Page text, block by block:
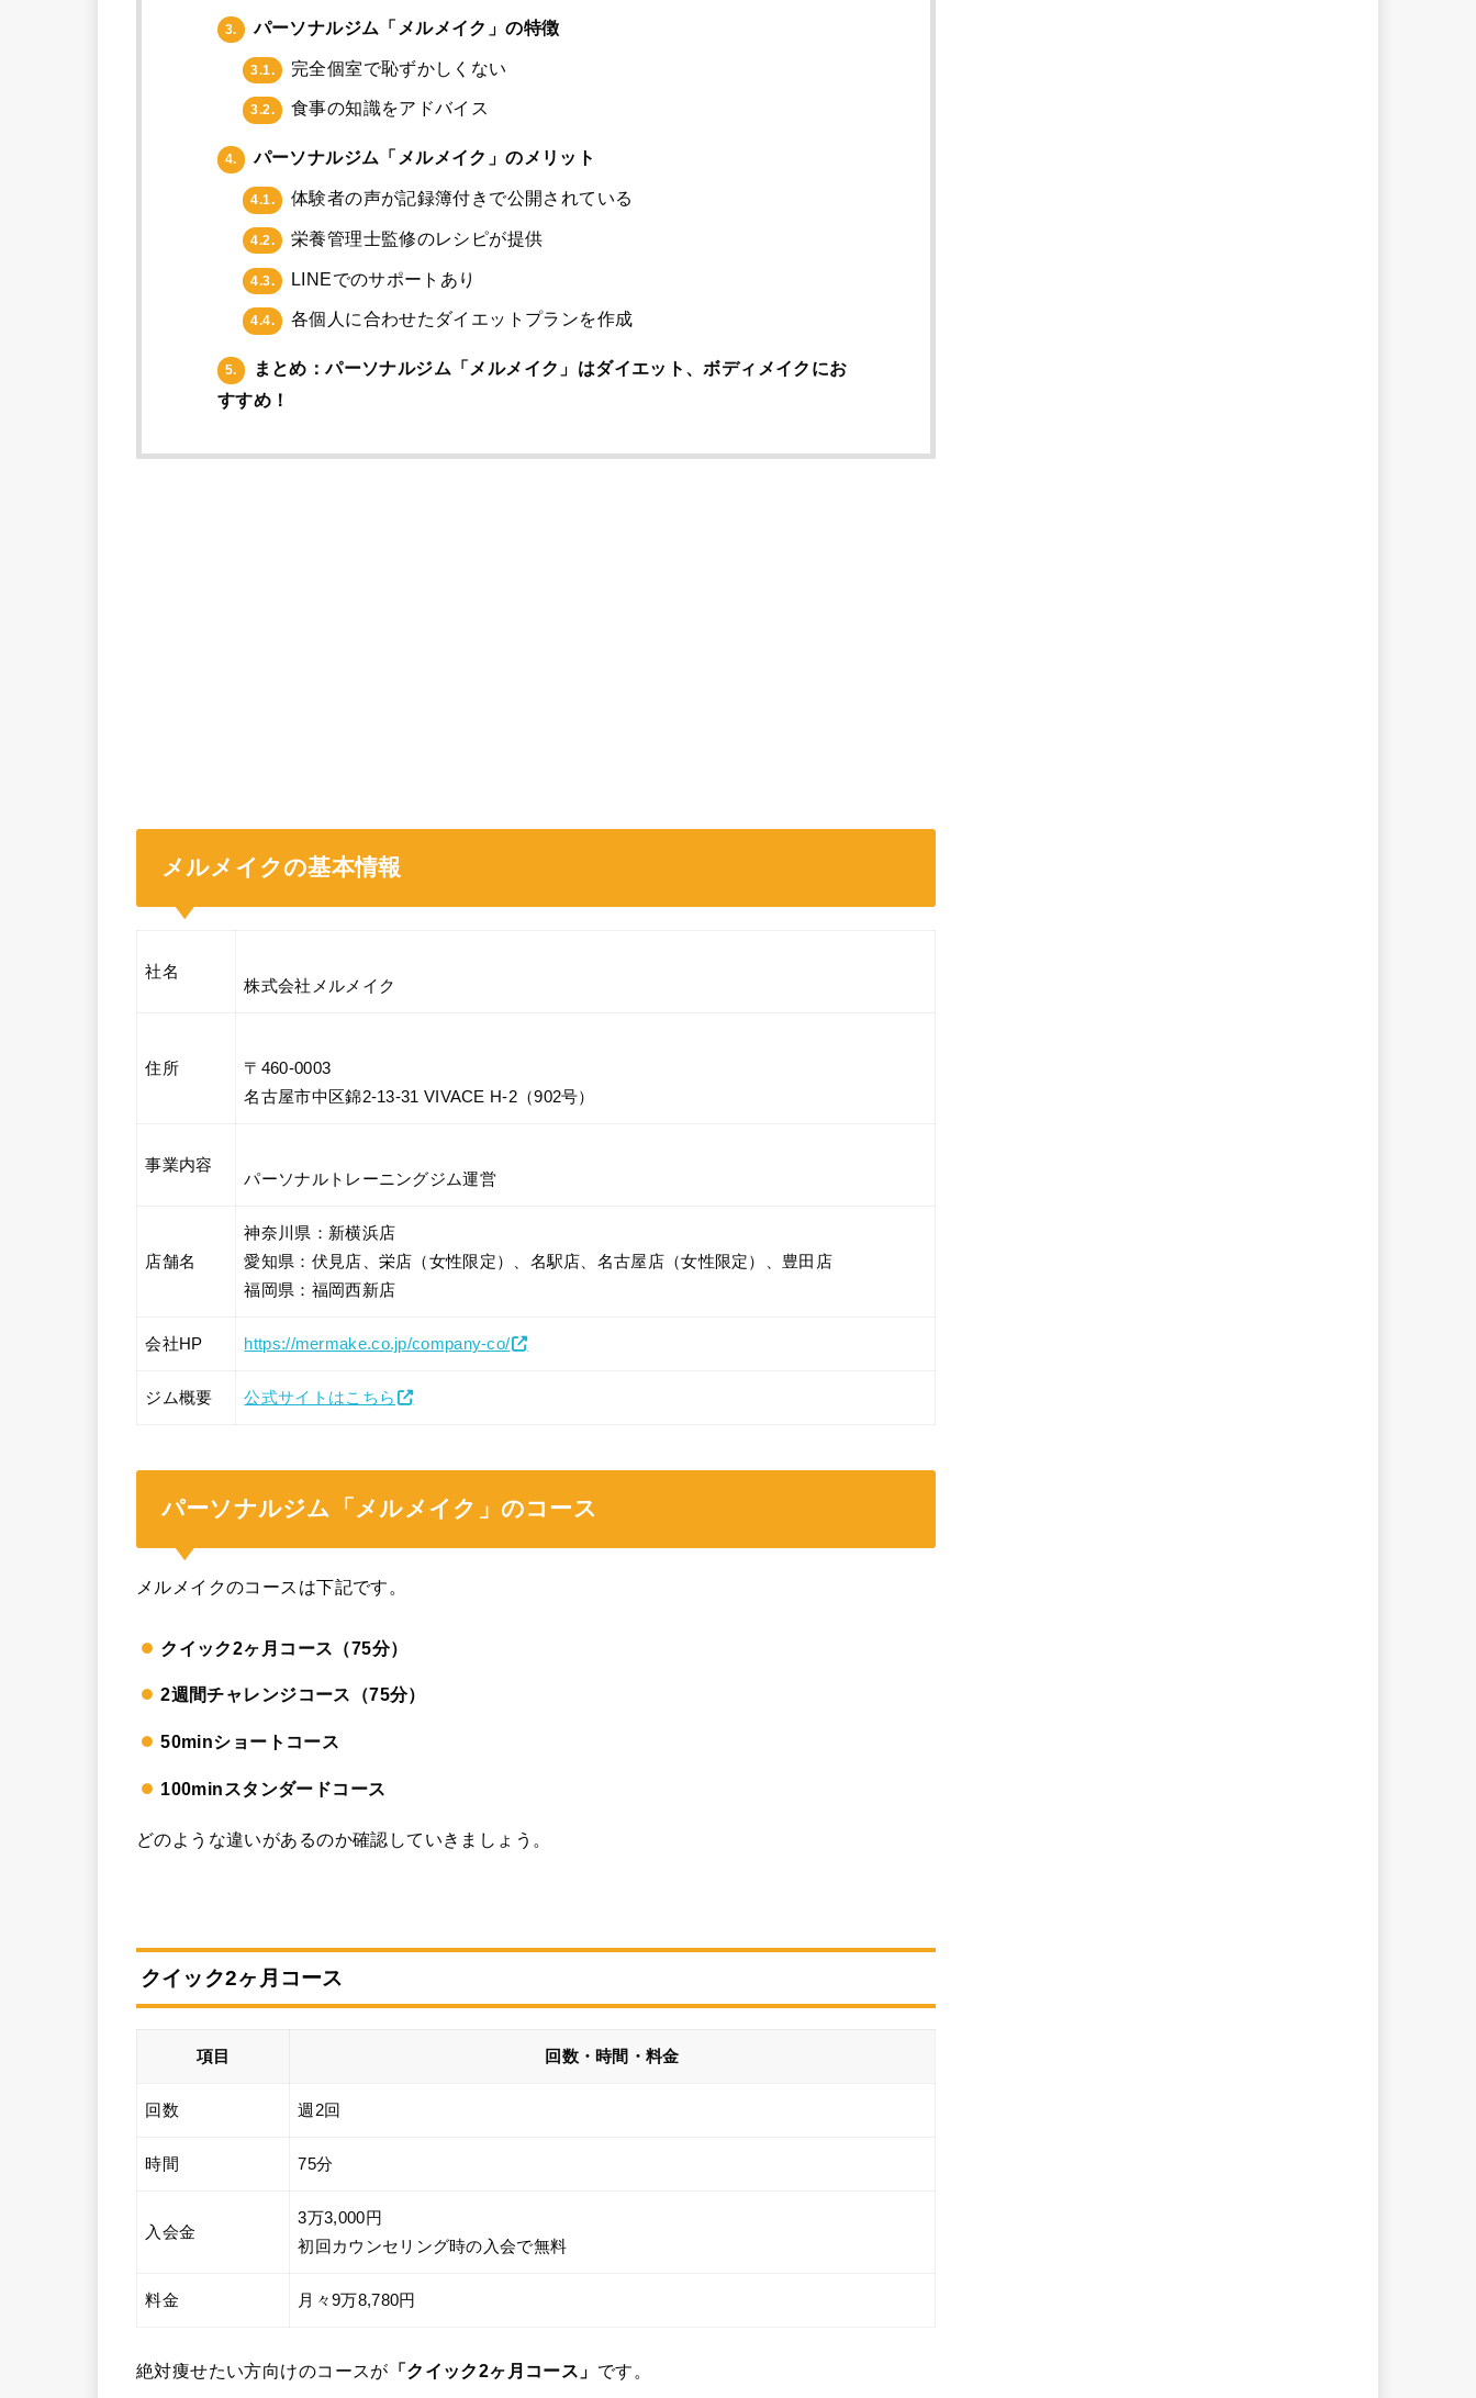
3. パーソナルジム「メルメイク」の特徴
3.1. 完全個室で恥ずかしくない
3.2. 食事の知識をアドバイス
4. パーソナルジム「メルメイク」のメリット
4.1. 体験者の声が記録簿付きで公開されている
4.2. 栄養管理士監修のレシピが提供
4.3. LINEでのサポートあり
4.4. 各個人に合わせたダイエットプランを作成
5.
まとめ：パーソナルジム「メルメイク」はダイエット、ボディメイクにお
すすめ！
メルメイクの基本情報
社名
株式会社メルメイク
住所
〒460-0003
名古屋市中区錦2-13-31 VIVACE H-2（902号）
事業内容
パーソナルトレーニングジム運営
店舗名
神奈川県：新横浜店
愛知県：伏見店、栄店（女性限定）、名駅店、名古屋店（女性限定）、豊田店
福岡県：福岡西新店
会社HP https://mermake.co.jp/company-co/
ジム概要 公式サイトはこちら
パーソナルジム「メルメイク」のコース
メルメイクのコースは下記です。
クイック2ヶ月コース（75分）
2週間チャレンジコース（75分）
50minショートコース
100minスタンダードコース
どのような違いがあるのか確認していきましょう。
クイック2ヶ月コース
項目 回数・時間・料金
回数 週2回
時間 75分
入会金
3万3,000円
初回カウンセリング時の入会で無料
料金 月々9万8,780円
絶対痩せたい方向けのコースが 「クイック2ヶ月コース」 です。